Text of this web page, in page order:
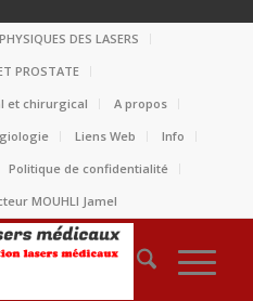
DES LASERS
PROSTATE
et chirurgical
A propos
Liens Web
Info
Politique de confidentialité
MOUHLI Jamel